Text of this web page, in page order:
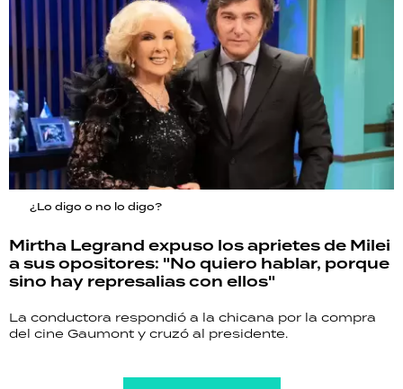
¿Lo digo o no lo digo?
Mirtha Legrand expuso los aprietes de Milei
a sus opositores: "No quiero hablar, porque
sino hay represalias con ellos"
La conductora respondió a la chicana por la compra
del cine Gaumont y cruzó al presidente.